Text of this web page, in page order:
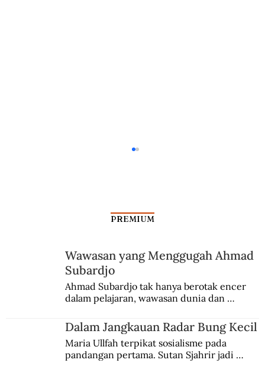
Ki Bagus Hadikusumo Penggerak
Generasi Pertama Muhammadiyah
PREMIUM
Wawasan yang Menggugah Ahmad
Subardjo
Ahmad Subardjo tak hanya berotak encer
dalam pelajaran, wawasan dunia dan
Jules Verne, Multatuli, hingga Sun Yat-sen.
Dalam Jangkauan Radar Bung Kecil
Maria Ullfah terpikat sosialisme pada
pandangan pertama. Sutan Sjahrir jadi